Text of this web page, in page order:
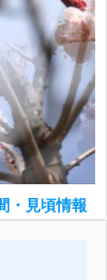
・見頃情報